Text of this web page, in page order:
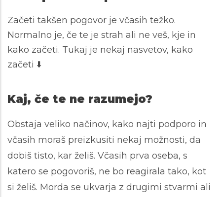
Začeti takšen pogovor je včasih težko.
Normalno je, če te je strah ali ne veš, kje in
kako začeti. Tukaj je nekaj nasvetov, kako
začeti ⬇️
Kaj, če te ne razumejo?
Obstaja veliko načinov, kako najti podporo in
včasih moraš preizkusiti nekaj možnosti, da
dobiš tisto, kar želiš. Včasih prva oseba, s
katero se pogovoriš, ne bo reagirala tako, kot
si želiš. Morda se ukvarja z drugimi stvarmi ali